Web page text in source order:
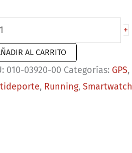
+
AL CARRITO
010-03920-00 Categorías: GPS,
, Running,Smartwatch